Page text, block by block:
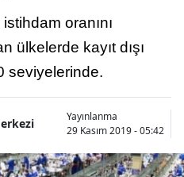
oranını
ülkelerde kayıt dışı
seviyelerinde.
Yayınlanma
29 Kasım 2019 - 05:42